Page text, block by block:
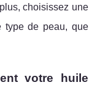
choisissez une
type de peau, que
votre huile